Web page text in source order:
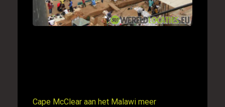
Cape McClear aan het Malawi meer